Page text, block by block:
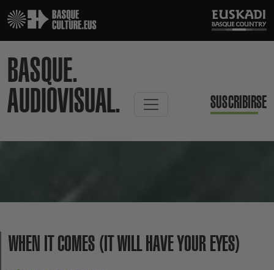
BASQUE.
AUDIOVISUAL.
SUSCRIBIRSE
WHEN IT COMES (IT WILL HAVE YOUR EYES)